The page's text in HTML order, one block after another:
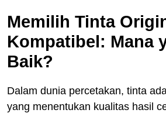
Memilih Tinta
Kompatibel: Mana
Baik?
Dalam dunia percetakan, tinta
yang menentukan kualitas hasil